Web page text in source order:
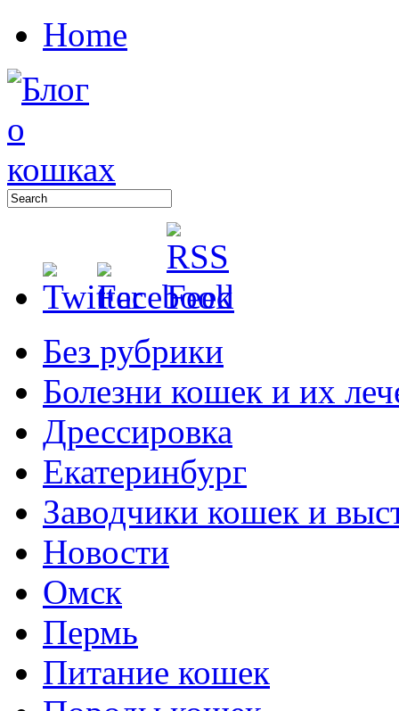
Home
Без рубрики
Болезни кошек и их
Дрессировка
Екатеринбург
Заводчики кошек и
Новости
Омск
Пермь
Питание кошек